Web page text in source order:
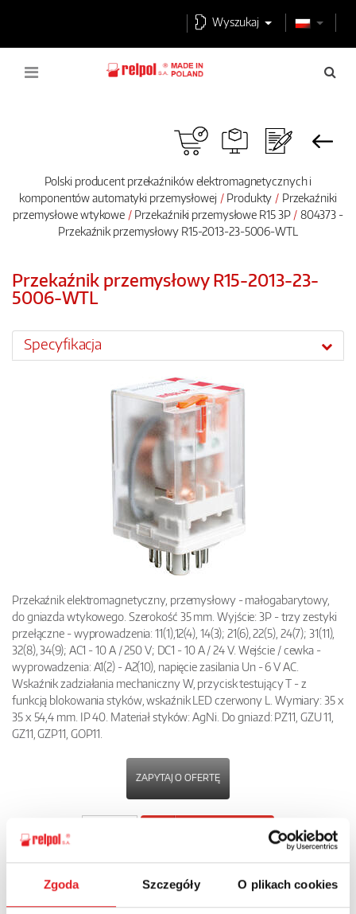
Zgoda Szczegóły O plikach cookies
Wyszukaj
Polski producent przekaźników elektromagnetycznych i
komponentów automatyki przemysłowej
Produkty
Przekaźniki
przemysłowe wtykowe
Przekaźniki przemysłowe R15 3P
804373 -
Przekaźnik przemysłowy R15-2013-23-5006-WTL
Przekaźnik przemysłowy R15-2013-23-
5006-WTL
Specyfikacja
Przekaźnik elektromagnetyczny, przemysłowy - małogabarytowy,
do gniazda wtykowego. Szerokość 35 mm. Wyjście: 3P - trzy zestyki
przełączne - wyprowadzenia: 11(1),12(4), 14(3); 21(6), 22(5), 24(7); 31(11),
32(8), 34(9); AC1 - 10 A / 250 V; DC1 - 10 A / 24 V. Wejście / cewka -
wyprowadzenia: A1(2) - A2(10), napięcie zasilania Un - 6 V AC.
Wskaźnik zadziałania mechaniczny W, przycisk testujący T - z
funkcją blokowania styków, wskaźnik LED czerwony L. Wymiary: 35 x
35 x 54,4 mm. IP 40. Materiał styków: AgNi. Do gniazd: PZ11, GZU 11,
GZ11, GZP11, GOP11.
ZAPYTAJ O OFERTĘ
POWRÓT